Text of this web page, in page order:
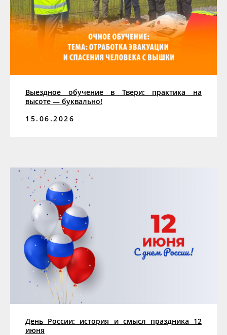
Выездное обучение в Твери: практика на
высоте — буквально!
15.06.2026
День России: история и смысл праздника 12
июня